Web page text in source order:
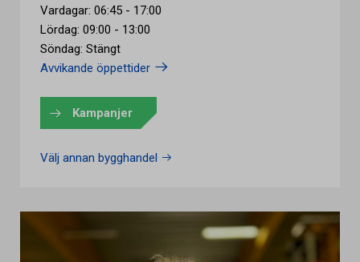
Vardagar: 06:45 - 17:00
Lördag: 09:00 - 13:00
Söndag: Stängt
Avvikande öppettider
Kampanjer
Välj annan bygghandel